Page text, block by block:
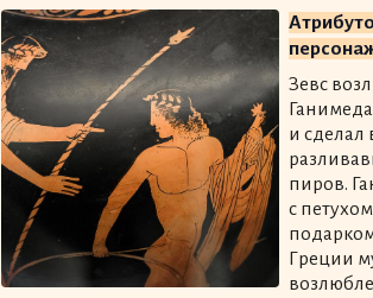
Зевс
и
пиров.
с
Греции